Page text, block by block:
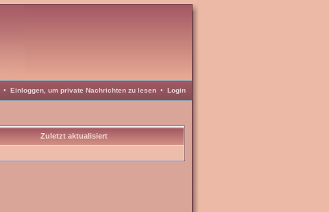
• Einloggen, um private Nachrichten zu lesen • Login
Zuletzt aktualisiert